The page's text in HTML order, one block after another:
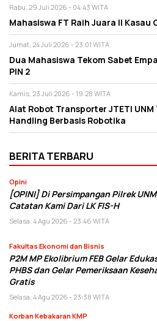
Rabu, 29 Juli 2026 - 04:43 WITA
Mahasiswa FT Raih Juara II Kasau
Jumat, 24 Juli 2026 - 23:01 WITA
Dua Mahasiswa Tekom Sabet
PIN 2
Kamis, 23 Juli 2026 - 19:28 WITA
Alat Robot Transporter JTETI
Handling Berbasis Robotika
BERITA TERBARU
Opini
[OPINI] Di Persimpangan Pilrek
Catatan Kami Dari LK FIS-H
Selasa, 4 Agu 2026 - 23:46 WITA
Fakultas Ekonomi dan Bisnis
P2M MP Ekolibrium FEB Gelar
PHBS dan Gelar Pemeriksaan
Gratis
Selasa, 4 Agu 2026 - 23:38 WITA
Korban Kebakaran KMP